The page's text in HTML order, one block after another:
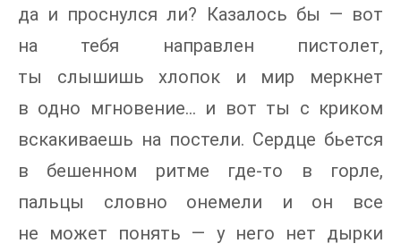
да и проснулся ли? Казалось бы — вот
на тебя направлен пистолет,
ты слышишь хлопок и мир меркнет
в одно мгновение… и вот ты с криком
вскакиваешь на постели. Сердце бьется
в бешенном ритме где-то в горле,
пальцы словно онемели и он все
не может понять — у него нет дырки